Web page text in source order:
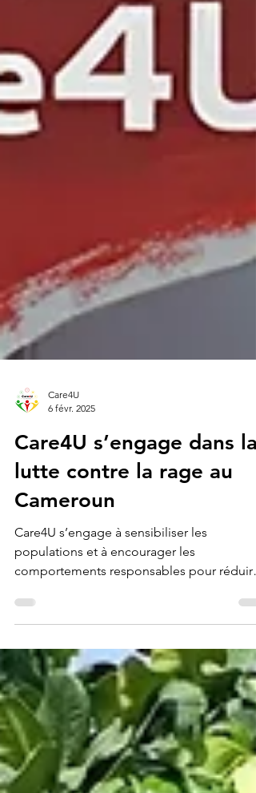
6 févr. 2025
Care4U s’engage dans la
lutte contre la rage au
Cameroun
Care4U s’engage à sensibiliser les
populations et à encourager les
la propagation de la rage.